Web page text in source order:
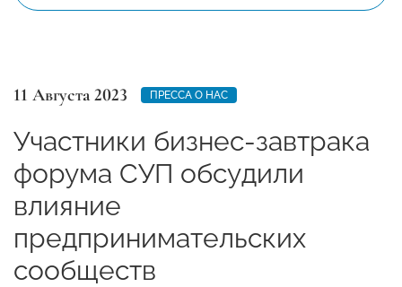
11 Августа 2023 ПРЕССА О НАС
Участники бизнес-завтрака
форума СУП обсудили
влияние
предпринимательских
сообществ